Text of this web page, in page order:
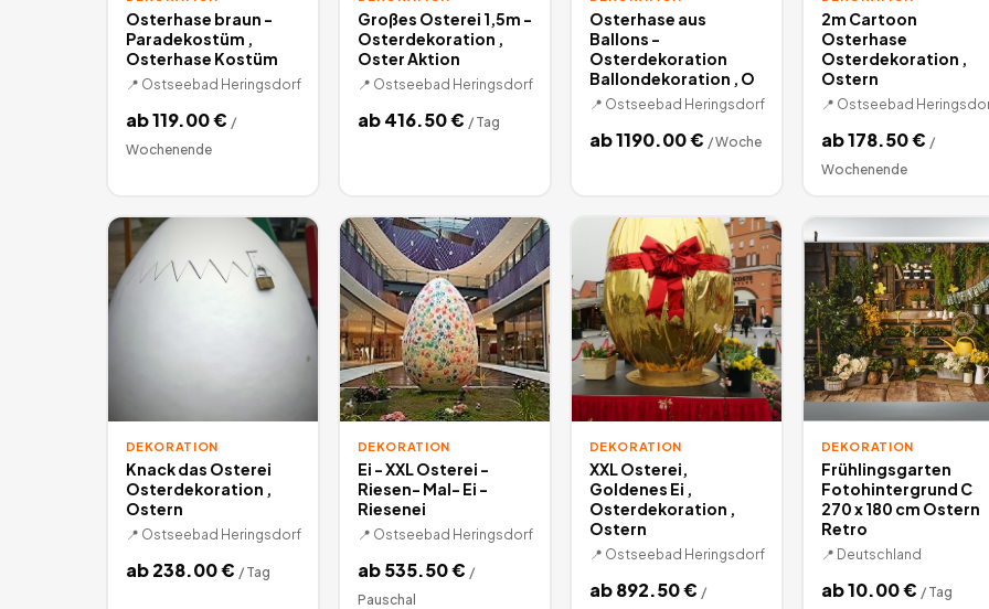
Osterhase braun -
Paradekostüm ,
Osterhase Kostüm
📍 Ostseebad Heringsdorf
ab119.00€ /
Wochenende
Großes Osterei 1,5m -
Osterdekoration ,
Oster Aktion
📍 Ostseebad Heringsdorf
ab416.50€ / Tag
Osterhase aus
Ballons -
Osterdekoration
Ballondekoration , O
📍 Ostseebad Heringsdorf
ab1190.00€ /Woche
2m Cartoon
Osterhase
Osterdekoration ,
Ostern
📍 Ostseebad
ab178.50€ /
Wochenende
DEKORATION
Knack das Osterei
Osterdekoration ,
Ostern
📍 Ostseebad Heringsdorf
ab238.00€ / Tag
DEKORATION
Ei - XXL Osterei -
Riesen- Mal- Ei -
Riesenei
📍 Ostseebad Heringsdorf
ab535.50€ /
Pauschal
DEKORATION
XXL Osterei,
Goldenes Ei ,
Osterdekoration ,
Ostern
📍 Ostseebad Heringsdorf
ab892.50€ /
DEKORATION
Frühlingsgarten
Fotohintergrund C
270 x 180 cm Ostern
Retro
📍 Deutschland
ab10.00€ / Tag